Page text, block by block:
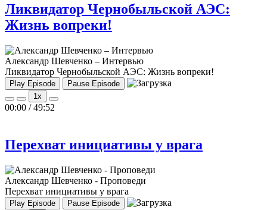
Ликвидатор Чернобыльской АЭС:
Жизнь вопреки!
Александр Шевченко – Интервью
Ликвидатор Чернобыльской АЭС: Жизнь вопреки!
Play Episode
Pause Episode
1x
00:00 / 49:52
Перехват инициативы у врага
Александр Шевченко - Проповеди
Перехват инициативы у врага
Play Episode
Pause Episode